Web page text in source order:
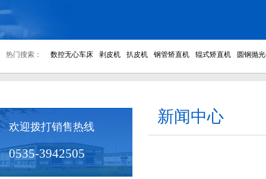
热门搜索： 数控无心车床 剥皮机 扒皮机 钢管矫直机 辊式矫直机 圆钢抛
欢迎拨打销售热线
0535-3942505
新闻中心